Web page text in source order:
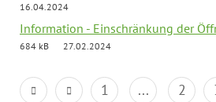
16.04.2024
Information - Einschränkung der
684 kB
27.02.2024
1 ... 2